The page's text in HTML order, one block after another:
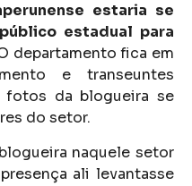
estaria se
estadual para
departamento fica em
e transeuntes
fotos da blogueira se
do setor.
naquele setor
ali levantasse